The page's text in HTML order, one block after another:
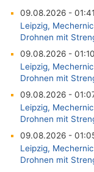
09.08.2026 -
Leipzig,
Drohnen mit
09.08.2026 -
Leipzig,
Drohnen mit
09.08.2026 -
Leipzig,
Drohnen mit
09.08.2026 -
Leipzig,
Drohnen mit